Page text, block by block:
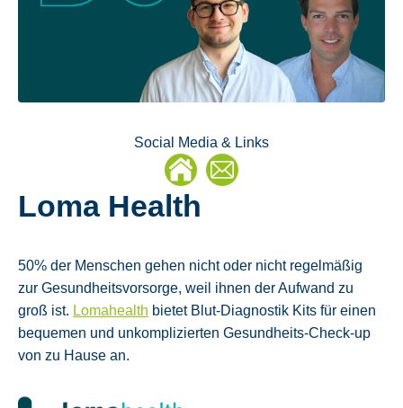
Social Media & Links
E-
Loma Health
50% der Menschen gehen nicht oder nicht regelmäßig
zur Gesundheitsvorsorge, weil ihnen der Aufwand zu
groß ist. Lomahealth bietet Blut-Diagnostik Kits für einen
bequemen und unkomplizierten Gesundheits-Check-up
von zu Hause an.